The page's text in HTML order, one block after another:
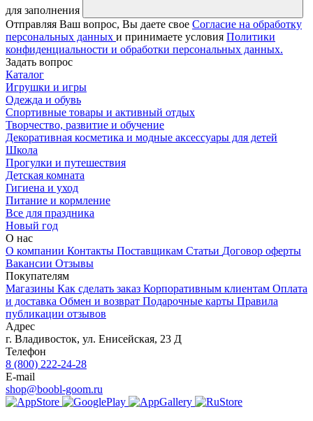
для заполнения
Отправляя Ваш вопрос, Вы даете свое Согласие на обработку
персональных данных и принимаете условия Политики
конфиденциальности и обработки персональных данных.
Задать вопрос
Каталог
Игрушки и игры
Одежда и обувь
Спортивные товары и активный отдых
Творчество, развитие и обучение
Декоративная косметика и модные аксессуары для детей
Школа
Прогулки и путешествия
Детская комната
Гигиена и уход
Питание и кормление
Все для праздника
Новый год
О нас
О компании Контакты Поставщикам Статьи Договор оферты
Вакансии Отзывы
Покупателям
Магазины Как сделать заказ Корпоративным клиентам Оплата
и доставка Обмен и возврат Подарочные карты Правила
публикации отзывов
Адрес
г. Владивосток, ул. Енисейская, 23 Д
Телефон
8 (800) 222-24-28
E-mail
shop@boobl-goom.ru